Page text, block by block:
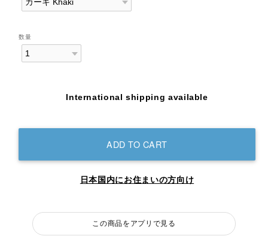
数量
International shipping available
ADD TO CART
日本国内にお住まいの方向け
この商品をアプリで見る